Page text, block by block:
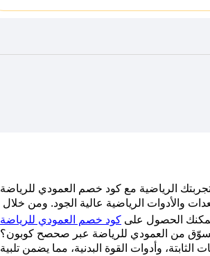
الرياضية مع كود خصم العمودي للرياضة
الحصول على كود خصم العمودي للرياضة
من العمودي للرياضة عبر صحصح كوبون؟
وأدوات القوة البدنية، مما يضمن تلبية